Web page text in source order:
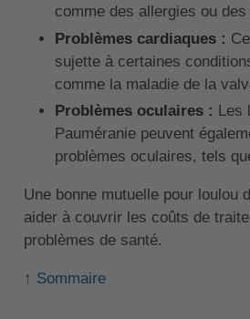
comme des allergies ou
Problèmes cardiaques :
sujette à certaines
comme la maladie de la
Problèmes oculaires : Les
Pauméranie peuvent
problèmes oculaires, tels
Une bonne mutuelle pour loulou
aider à couvrir les coûts de
problèmes de santé.
↑ Sommaire